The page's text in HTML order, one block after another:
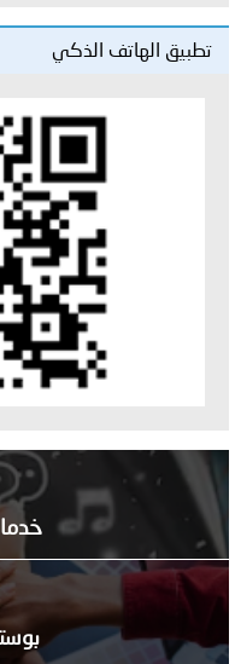
خدمات إلكترونية
بوسترات توعوية